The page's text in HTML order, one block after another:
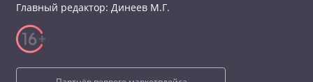
Главный редактор: Динеев М.Г.